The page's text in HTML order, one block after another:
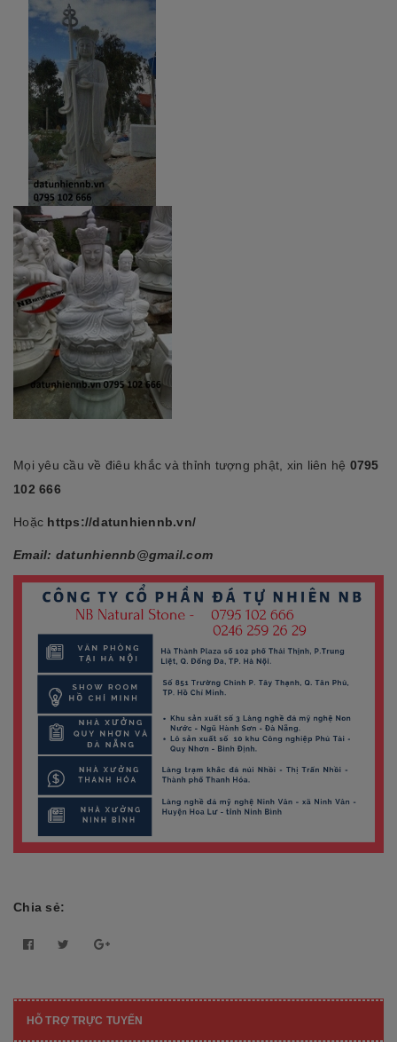
Mọi yêu cầu về điêu khắc và thỉnh tượng phật, xin liên hệ 0795
102 666
Hoặc https://datunhiennb.vn/
Email: datunhiennb@gmail.com
Chia sẻ:
HỖ TRỢ TRỰC TUYẾN